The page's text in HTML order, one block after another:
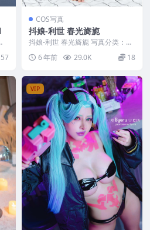
57
COS写真
抖娘-利世 春光旖旎
抖娘-利世 春光旖旎 写真分类：唯
美，参与模特：抖娘-利世 [套图大
小]：[42...
6 年前 29.0K 18
VIP